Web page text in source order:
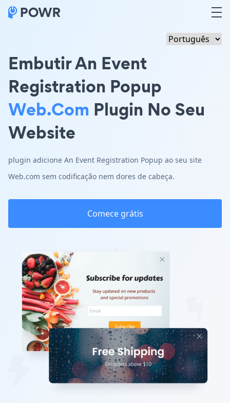
Embutir An Event
Registration Popup
Web.com Plugin No Seu
Website
plugin adicione An Event Registration Popup ao seu site
Web.com sem codificação nem dores de cabeça.
Comece grátis